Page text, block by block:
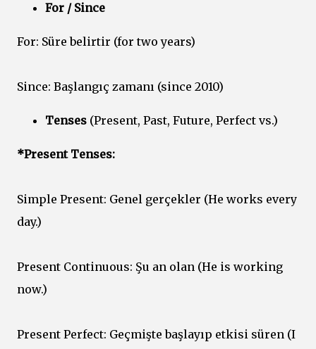
For / Since
For: Süre belirtir (for two years)
Since: Başlangıç zamanı (since 2010)
Tenses (Present, Past, Future, Perfect vs.)
*Present Tenses:
Simple Present: Genel gerçekler (He works every
day.)
Present Continuous: Şu an olan (He is working
now.)
Present Perfect: Geçmişte başlayıp etkisi süren (I